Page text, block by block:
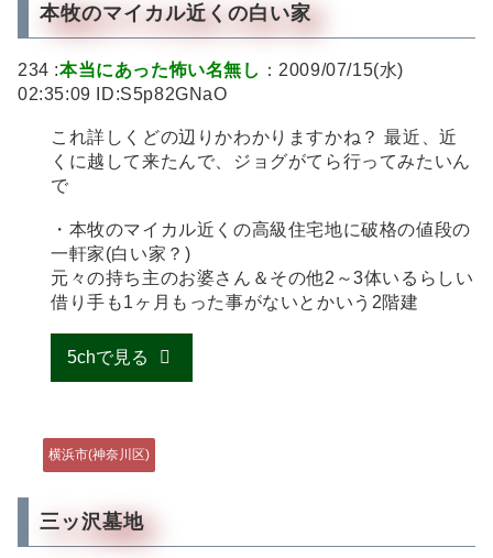
本牧のマイカル近くの白い家
234 :本当にあった怖い名無し ：2009/07/15(水)
02:35:09 ID:S5p82GNaO
これ詳しくどの辺りかわかりますかね？ 最近、近
くに越して来たんで、ジョグがてら行ってみたいん
で
・本牧のマイカル近くの高級住宅地に破格の値段の
一軒家(白い家？)
元々の持ち主のお婆さん＆その他2～3体いるらしい
借り手も1ヶ月もった事がないとかいう2階建
5chで見る
横浜市(神奈川区)
三ッ沢墓地